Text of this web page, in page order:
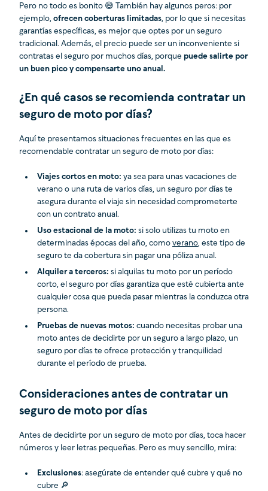
Pero no todo es bonito 😅 También hay algunos peros: por
ejemplo, ofrecen coberturas limitadas, por lo que si necesitas
garantías específicas, es mejor que optes por un seguro
tradicional. Además, el precio puede ser un inconveniente si
contratas el seguro por muchos días, porque puede salirte por
un buen pico y compensarte uno anual.
¿En qué casos se recomienda contratar un
seguro de moto por días?
Aquí te presentamos situaciones frecuentes en las que es
recomendable contratar un seguro de moto por días:
Viajes cortos en moto: ya sea para unas vacaciones de
verano o una ruta de varios días, un seguro por días te
asegura durante el viaje sin necesidad comprometerte
con un contrato anual.
Uso estacional de la moto: si solo utilizas tu moto en
determinadas épocas del año, como verano, este tipo de
seguro te da cobertura sin pagar una póliza anual.
Alquiler a terceros: si alquilas tu moto por un período
corto, el seguro por días garantiza que esté cubierta ante
cualquier cosa que pueda pasar mientras la conduzca otra
persona.
Pruebas de nuevas motos: cuando necesitas probar una
moto antes de decidirte por un seguro a largo plazo, un
seguro por días te ofrece protección y tranquilidad
durante el período de prueba.
Consideraciones antes de contratar un
seguro de moto por días
Antes de decidirte por un seguro de moto por días, toca hacer
números y leer letras pequeñas. Pero es muy sencillo, mira:
Exclusiones: asegúrate de entender qué cubre y qué no
cubre 🔎